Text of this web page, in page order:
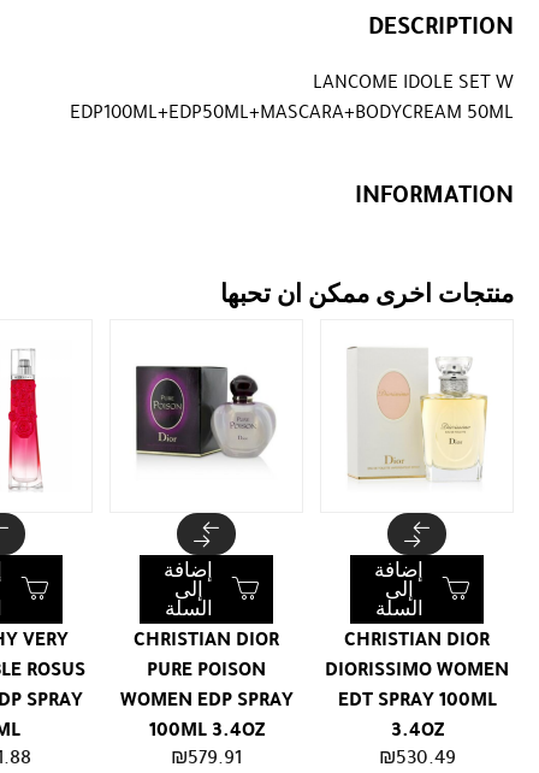
DESCRIPTION
LANCOME IDOLE SET W
EDP100ML+EDP50ML+MASCARA+BODYCREAM 50ML
INFORMATION
منتجات اخرى ممكن ان تحبها
CHRISTIAN DIOR
DIORISSIMO WOMEN
EDT SPRAY 100ML
3.4OZ
₪530.49
إضافة
إلى
السلة
CHRISTIAN DIOR
PURE POISON
WOMEN EDP SPRAY
100ML 3.4OZ
₪579.91
إضافة
إلى
السلة
VERY
ROSUS
SPRAY